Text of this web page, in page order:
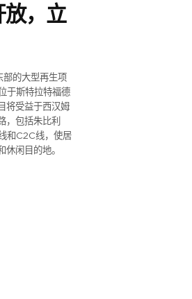
，立
的大型再生项
于斯特拉特福德
将受益于西汉姆
，包括朱比利
和C2C线，使居
闲目的地。